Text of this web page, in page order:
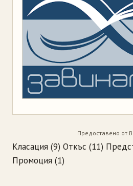
Предоставено от
Класация (9) Откъс (11)
Промоция (1)